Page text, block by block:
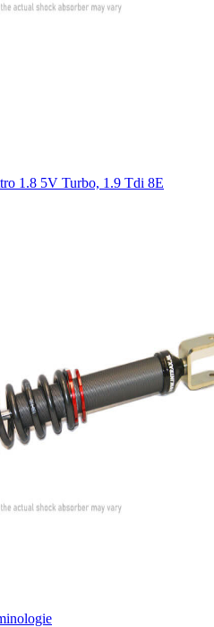
1.8 5V Turbo, 1.9 Tdi 8E